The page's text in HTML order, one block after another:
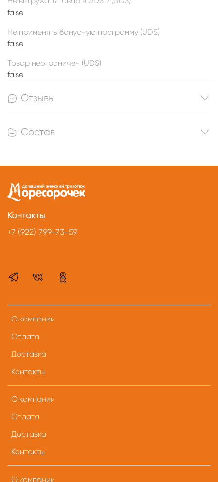
false
Не применять бонусную программу (UDS)
false
Товар неограничен (UDS)
false
Отзывы
Состав
О компании
Оплата
Доставка
Контакты
О компании
Оплата
Доставка
Контакты
О компании
Контакты
+7 (922) 799-73-59